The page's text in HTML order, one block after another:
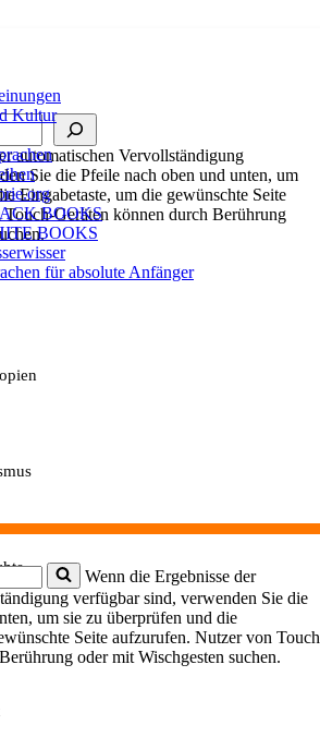
Kultur
BOOKS
BOOKS
für absolute Anfänger
Wenn die Ergebnisse der
verfügbar sind, verwenden Sie die
um sie zu überprüfen und die
Seite aufzurufen. Nutzer von
oder mit Wischgesten suchen.
automatischen Vervollständigung
Sie die Pfeile nach oben und unten, um
Eingabetaste, um die gewünschte Seite
Geräten können durch Berührung